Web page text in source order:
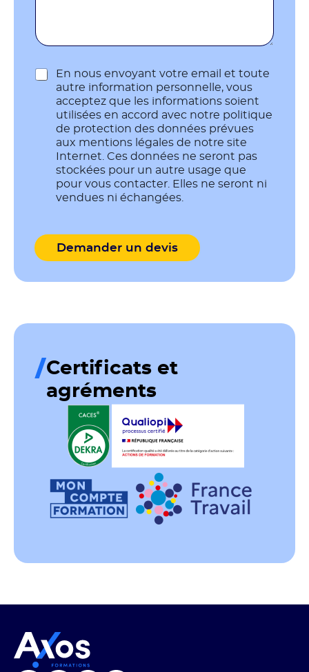
R
En nous envoyant votre email et toute
autre information personnelle, vous
acceptez que les informations soient
utilisées en accord avec notre politique
de protection des données prévues
aux mentions légales de notre site
Internet. Ces données ne seront pas
stockées pour un autre usage que
pour vous contacter. Elles ne seront ni
vendues ni échangées.
Demander un devis
Certificats et
agréments